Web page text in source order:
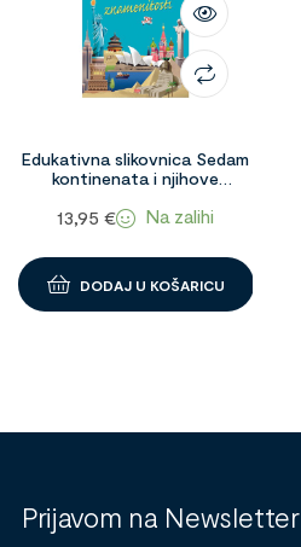
Edukativna slikovnica Sedam
kontinenata i njihove
13,95€ Na zalihi
DODAJ U KOŠARICU
Prijavom na Newsletter